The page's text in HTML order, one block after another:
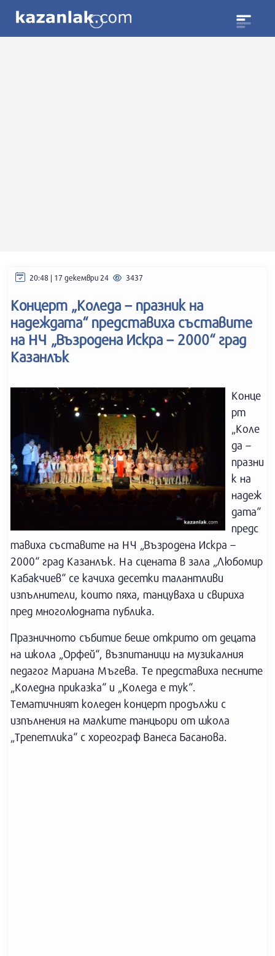
20:48 | 17 декември 24 3437
Концерт „Коледа – празник на
надеждата“ представиха съставите
на НЧ „Възродена Искра – 2000“ град
Казанлък
Конце
рт
„Коле
да –
празни
к на
надеж
дата“
предс
тавиха съставите на НЧ „Възродена Искра –
2000“ град Казанлък. На сцената в зала „Любомир
Кабакчиев“ се качиха десетки талантливи
изпълнители, които пяха, танцуваха и свириха
пред многолюдната публика.
Празничното събитие беше открито от децата
на школа „Орфей“, възпитаници на музикалния
педагог Мариана Мъгева. Те представиха песните
„Коледна приказка“ и „Коледа е тук“.
Тематичният коледен концерт продължи с
изпълнения на малките танцьори от школа
„Трепетлика“ с хореограф Ванеса Басанова.